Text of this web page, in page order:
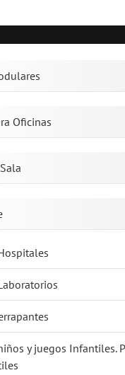
Oficinas
y juegos Infantiles.